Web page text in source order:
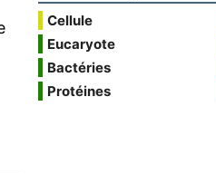
Cellule
Eucaryote
Bactéries
Protéines